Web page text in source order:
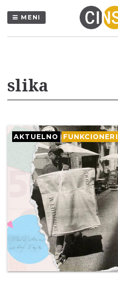
MENI
slika
AKTUELNO FUNKCIONERI